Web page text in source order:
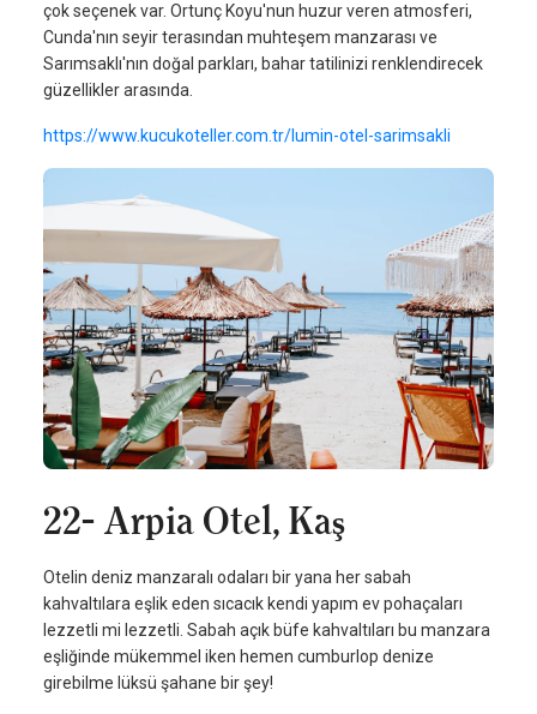
çok seçenek var. Ortunç Koyu'nun huzur veren atmosferi,
Cunda'nın seyir terasından muhteşem manzarası ve
Sarımsaklı'nın doğal parkları, bahar tatilinizi renklendirecek
güzellikler arasında.
https://www.kucukoteller.com.tr/lumin-otel-sarimsakli
22- Arpia Otel, Kaş
Otelin deniz manzaralı odaları bir yana her sabah
kahvaltılara eşlik eden sıcacık kendi yapım ev pohaçaları
lezzetli mi lezzetli. Sabah açık büfe kahvaltıları bu manzara
eşliğinde mükemmel iken hemen cumburlop denize
girebilme lüksü şahane bir şey!